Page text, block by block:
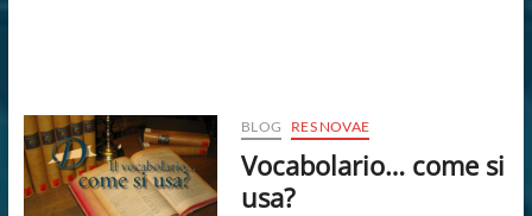
BLOG RES NOVAE
Vocabolario… come si
usa?